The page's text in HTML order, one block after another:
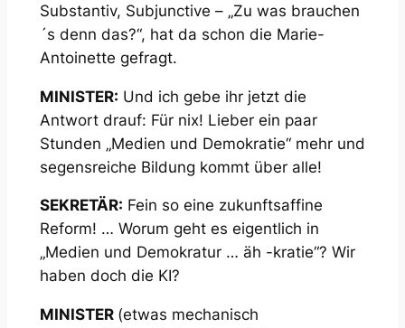
Substantiv, Subjunctive – „Zu was brauchen
´s denn das?“, hat da schon die Marie-
Antoinette gefragt.
MINISTER: Und ich gebe ihr jetzt die
Antwort drauf: Für nix! Lieber ein paar
Stunden „Medien und Demokratie“ mehr und
segensreiche Bildung kommt über alle!
SEKRETÄR: Fein so eine zukunftsaffine
Reform! … Worum geht es eigentlich in
„Medien und Demokratur … äh -kratie“? Wir
haben doch die KI?
MINISTER (etwas mechanisch